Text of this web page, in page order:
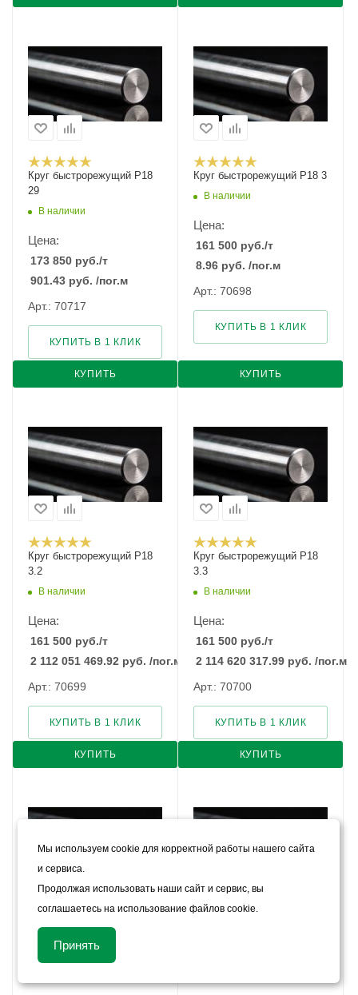
Круг быстрорежущий Р18
29
В наличии
Цена:
173 850 руб./т
901.43 руб. /пог.м
Арт.: 70717
КУПИТЬ
КУПИТЬ В 1 КЛИК
Круг быстрорежущий Р18 3
В наличии
Цена:
161 500 руб./т
8.96 руб. /пог.м
Арт.: 70698
КУПИТЬ
КУПИТЬ В 1 КЛИК
Круг быстрорежущий Р18
3.2
В наличии
Цена:
161 500 руб./т
2 112 051 469.92 руб. /пог.м
Арт.: 70699
КУПИТЬ
КУПИТЬ В 1 КЛИК
Круг быстрорежущий Р18
3.3
В наличии
Цена:
161 500 руб./т
2 114 620 317.99 руб. /пог.м
Арт.: 70700
КУПИТЬ
КУПИТЬ В 1 КЛИК
Мы используем cookie для корректной работы нашего сайта
и сервиса.
Продолжая использовать наши сайт и сервис, вы
соглашаетесь на использование файлов cookie.
Принять